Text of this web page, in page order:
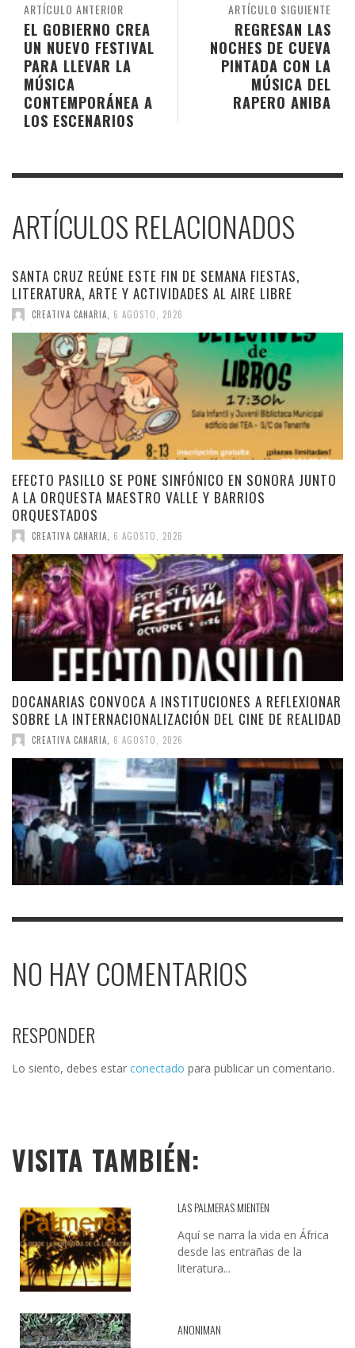
ARTÍCULO SIGUIENTE
REGRESAN LAS
NOCHES DE CUEVA
PINTADA CON LA
MÚSICA DEL
RAPERO ANIBA
ARTÍCULO ANTERIOR
EL GOBIERNO CREA
UN NUEVO FESTIVAL
PARA LLEVAR LA
MÚSICA
CONTEMPORÁNEA A
LOS ESCENARIOS
ARTÍCULOS RELACIONADOS
SANTA CRUZ REÚNE ESTE FIN DE SEMANA FIESTAS,
LITERATURA, ARTE Y ACTIVIDADES AL AIRE LIBRE
CREATIVA CANARIA 6 AGOSTO, 2026
EFECTO PASILLO SE PONE SINFÓNICO EN SONORA JUNTO
A LA ORQUESTA MAESTRO VALLE Y BARRIOS
ORQUESTADOS
CREATIVA CANARIA 6 AGOSTO, 2026
DOCANARIAS CONVOCA A INSTITUCIONES A REFLEXIONAR
SOBRE LA INTERNACIONALIZACIÓN DEL CINE DE REALIDAD
CREATIVA CANARIA 6 AGOSTO, 2026
NO HAY COMENTARIOS
RESPONDER
Lo siento, debes estar conectado para publicar un comentario.
VISITA TAMBIÉN:
LAS PALMERAS MIENTEN
Aquí se narra la vida en África
desde las entrañas de la
literatura...
ANONIMAN